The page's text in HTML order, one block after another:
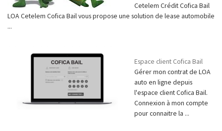
Cetelem Crédit Cofica Bail
LOA Cetelem Cofica Bail vous propose une solution de lease automobile
...
Espace client Cofica Bail
Gérer mon contrat de LOA
auto en ligne depuis
l'espace client Cofica Bail.
Connexion à mon compte
pour connaitre la ...